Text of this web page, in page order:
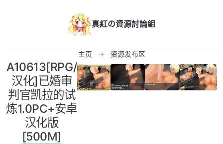
真紅の資源討論組
主页 资源发布区
A10613[RPG/
汉化]已婚审
判官凯拉的试
炼1.0PC+安卓
汉化版
[500M]